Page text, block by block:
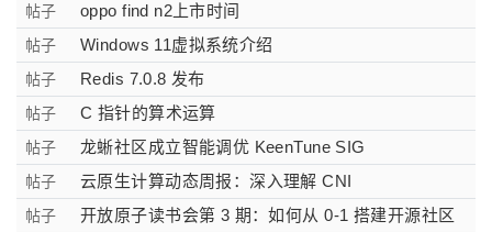
帖子 oppo find n2上市时间
帖子 Windows 11虚拟系统介绍
帖子 Redis 7.0.8 发布
帖子 C 指针的算术运算
帖子 龙蜥社区成立智能调优 KeenTune SIG
帖子 云原生计算动态周报：深入理解 CNI
帖子 开放原子读书会第 3 期：如何从 0-1 搭建开源社区